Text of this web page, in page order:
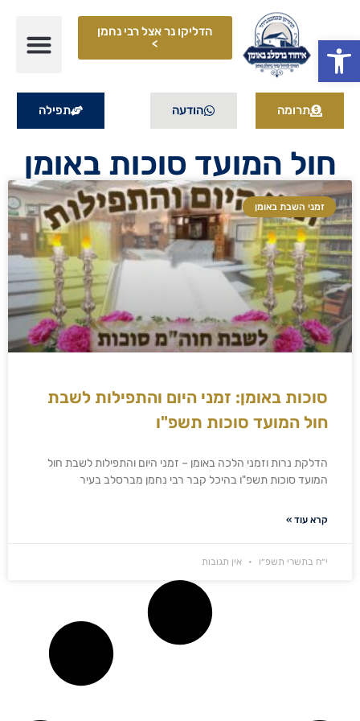
פתח סרגל נגישות
הדליקו נר אצל רבי נחמן
>
תרומה הודעה תפילה
חול המועד סוכות באומן
זמני השבת באומן
סוכות באומן: זמני היום והתפילות לשבת
חול המועד סוכות תשפ"ו
הדלקת נרות וזמני הלכה באומן – זמני היום והתפילות לשבת חול
המועד סוכות תשפ"ו בהיכל קבר רבי נחמן מברסלב בעיר
קרא עוד »
י״ח בתשרי תשפ״ו אין תגובות